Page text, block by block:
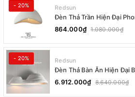
- 20% Redsun
Đèn Thả Trần Hiện Đại
sabi CDT-T036 Dáng A
864.000₫ 1.080.000₫
- 20% Redsun
Đèn Thả Bàn Ăn Hiện Đại
Cách Nhật Bản Wabi-sabi
6.912.000₫ 8.640.000₫